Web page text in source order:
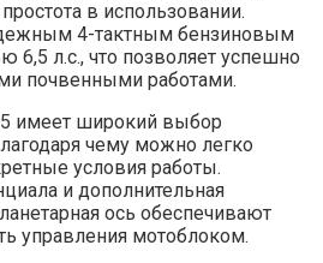
в использовании.
4-тактным бензиновым
6,5 л.с., что позволяет успешно
почвенными работами.
имеет широкий выбор
чему можно легко
условия работы.
и дополнительная
ось обеспечивают
управления мотоблоком.